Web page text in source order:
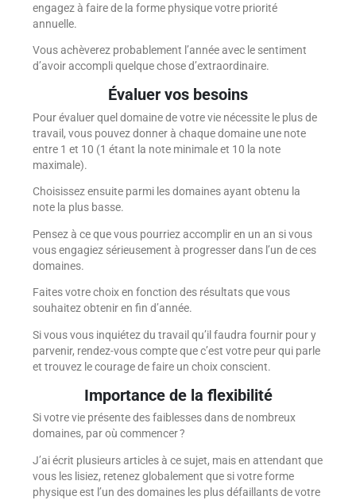
engagez à faire de la forme physique votre priorité
annuelle.
Vous achèverez probablement l’année avec le sentiment
d’avoir accompli quelque chose d’extraordinaire.
Évaluer vos besoins
Pour évaluer quel domaine de votre vie nécessite le plus de
travail, vous pouvez donner à chaque domaine une note
entre 1 et 10 (1 étant la note minimale et 10 la note
maximale).
Choisissez ensuite parmi les domaines ayant obtenu la
note la plus basse.
Pensez à ce que vous pourriez accomplir en un an si vous
vous engagiez sérieusement à progresser dans l’un de ces
domaines.
Faites votre choix en fonction des résultats que vous
souhaitez obtenir en fin d’année.
Si vous vous inquiétez du travail qu’il faudra fournir pour y
parvenir, rendez-vous compte que c’est votre peur qui parle
et trouvez le courage de faire un choix conscient.
Importance de la flexibilité
Si votre vie présente des faiblesses dans de nombreux
domaines, par où commencer ?
J’ai écrit plusieurs articles à ce sujet, mais en attendant que
vous les lisiez, retenez globalement que si votre forme
physique est l’un des domaines les plus défaillants de votre